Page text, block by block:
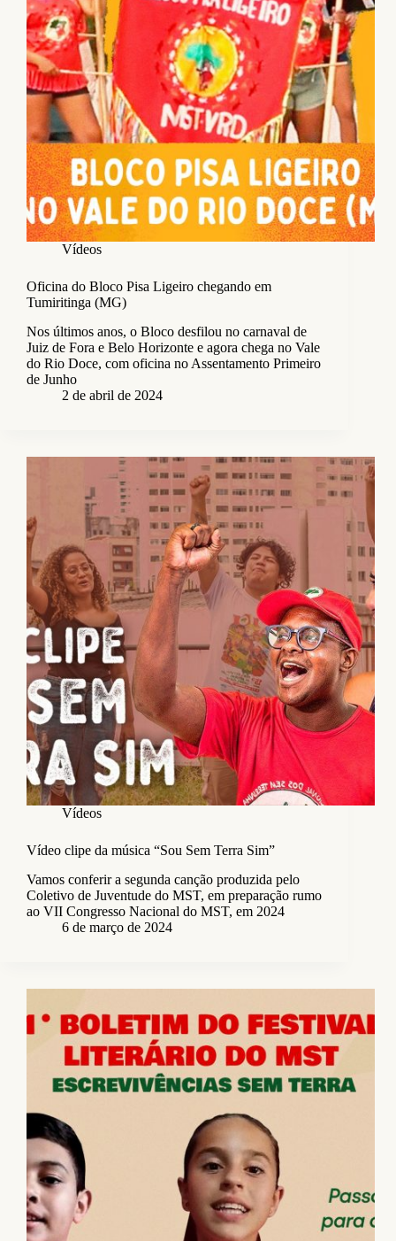
Vídeos
Oficina do Bloco Pisa Ligeiro chegando em
Tumiritinga (MG)
Nos últimos anos, o Bloco desfilou no carnaval de
Juiz de Fora e Belo Horizonte e agora chega no Vale
do Rio Doce, com oficina no Assentamento Primeiro
de Junho
2 de abril de 2024
Vídeos
Vídeo clipe da música “Sou Sem Terra Sim”
Vamos conferir a segunda canção produzida pelo
Coletivo de Juventude do MST, em preparação rumo
ao VII Congresso Nacional do MST, em 2024
6 de março de 2024